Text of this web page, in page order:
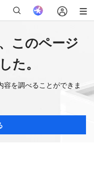
このページ
た。
を調べることができま